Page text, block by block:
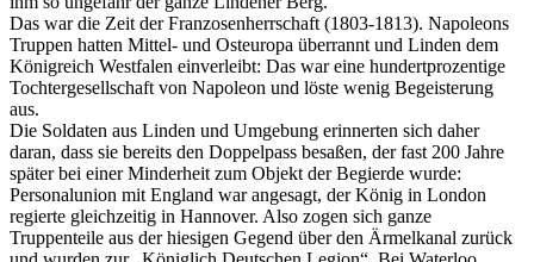
Das war die Zeit der Franzosenherrschaft (1803-1813). Napoleons
Truppen hatten Mittel- und Osteuropa überrannt und Linden dem
Königreich Westfalen einverleibt: Das war eine hundertprozentige
Tochtergesellschaft von Napoleon und löste wenig Begeisterung
aus.
Die Soldaten aus Linden und Umgebung erinnerten sich daher
daran, dass sie bereits den Doppelpass besaßen, der fast 200 Jahre
später bei einer Minderheit zum Objekt der Begierde wurde:
Personalunion mit England war angesagt, der König in London
regierte gleichzeitig in Hannover. Also zogen sich ganze
Truppenteile aus der hiesigen Gegend über den Ärmelkanal zurück